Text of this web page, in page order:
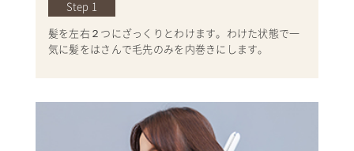
Step 1
髪を左右２つにざっくりとわけます。わけた状態で一
気に髪をはさんで毛先のみを内巻きにします。